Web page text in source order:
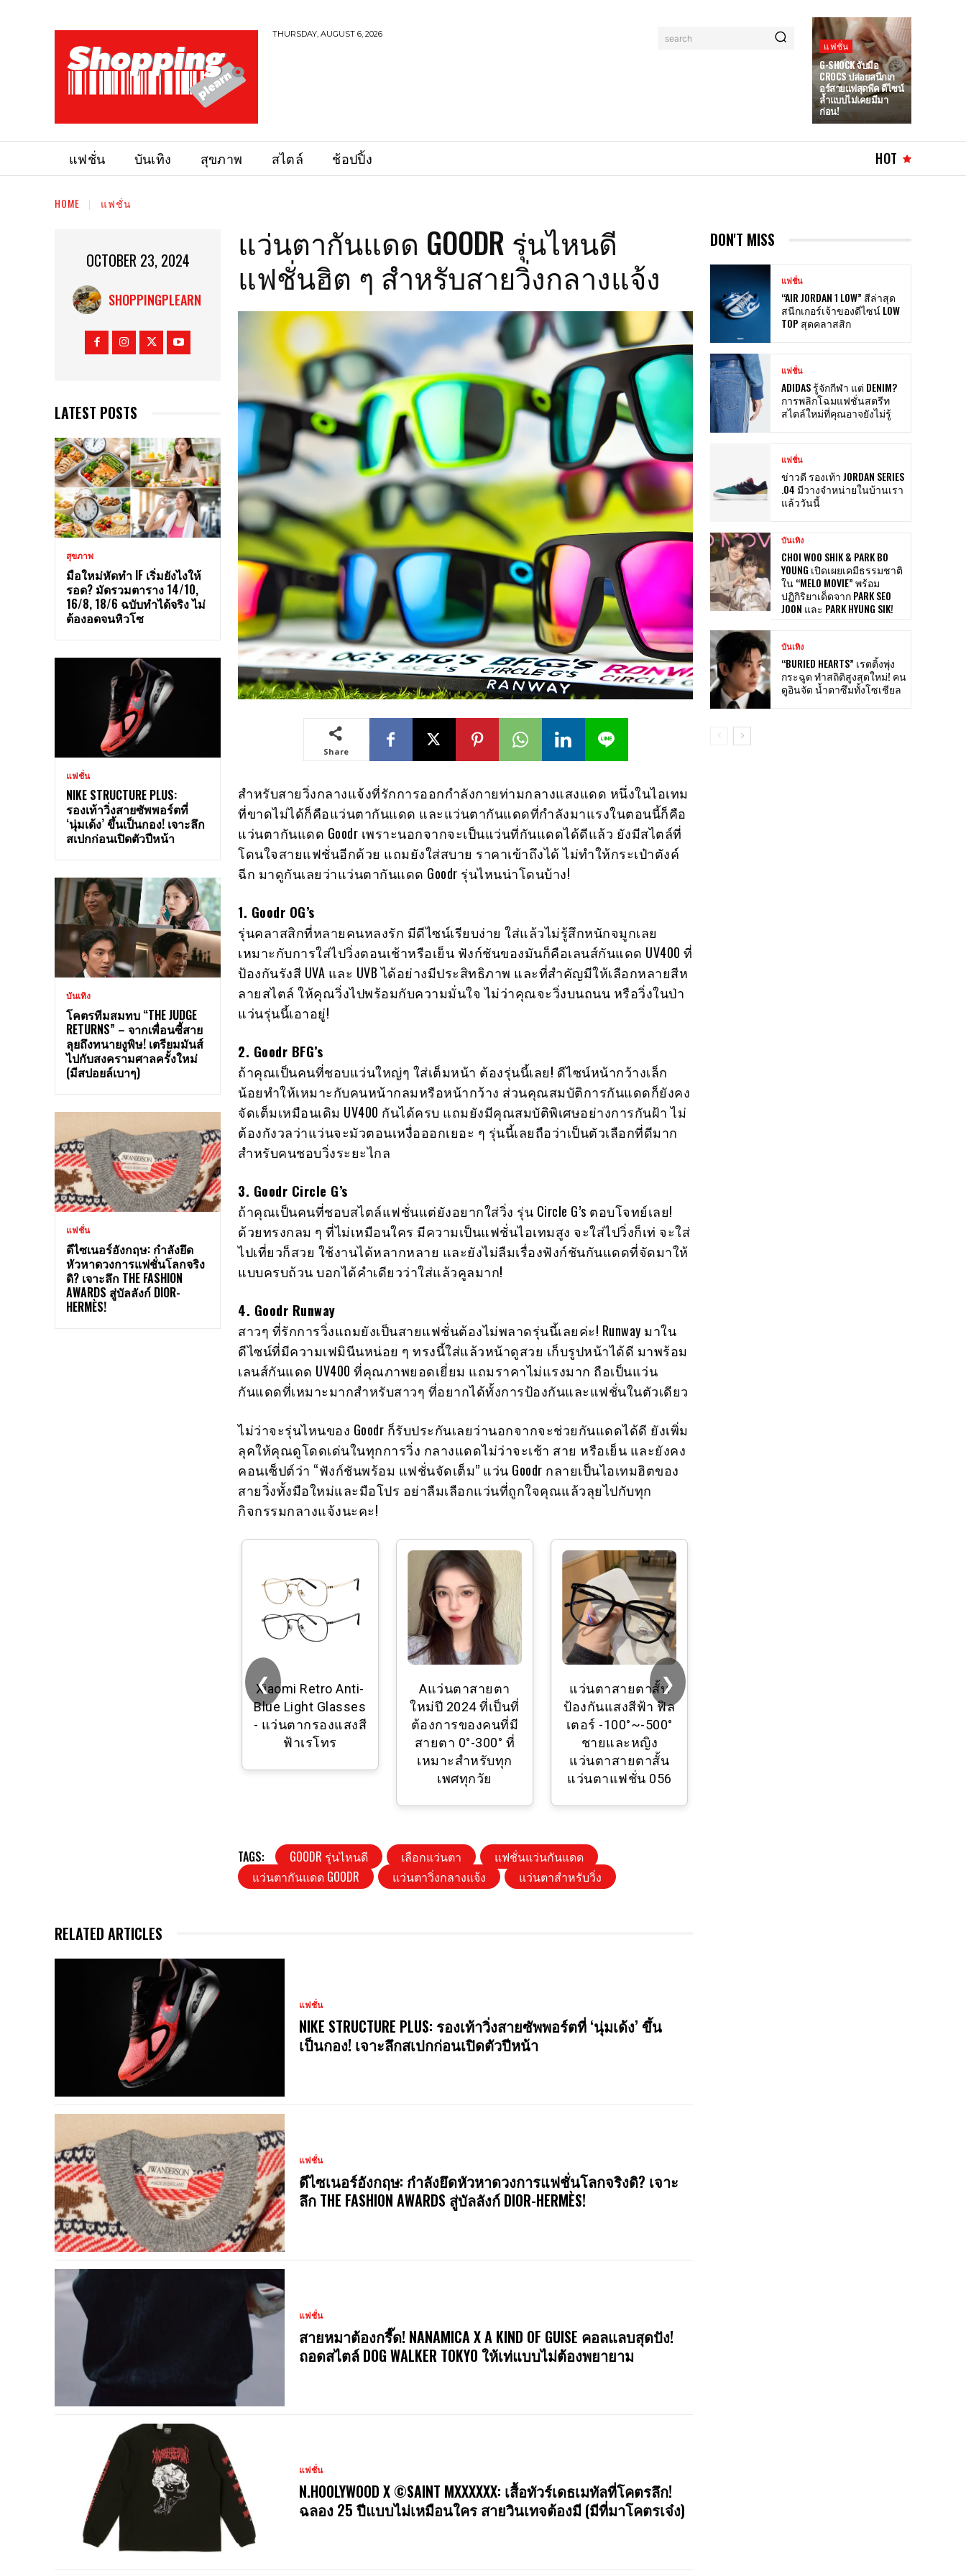
THURSDAY, AUGUST 6, 2026 search
แฟชั่น
G-SHOCK จับมือ
CROCS ปล่อยสนีกเก
อร์สายแฟสุดพีค ดีไซน์
ล้ำแบบไม่เคยมีมา
ก่อน!
แฟชั่น บันเทิง สุขภาพ สไตล์ ช้อปปิ้ง HOT
HOME แฟชั่น
OCTOBER 23, 2024
SHOPPINGPLEARN
LATEST POSTS
สุขภาพ
มือใหม่หัดทำ IF เริ่มยังไงให้
รอด? มัดรวมตาราง 14/10,
16/8, 18/6 ฉบับทำได้จริง ไม่
ต้องอดจนหิวโซ
แฟชั่น
NIKE STRUCTURE PLUS:
รองเท้าวิ่งสายซัพพอร์ตที่
‘นุ่มเด้ง’ ขึ้นเป็นกอง! เจาะลึก
สเปกก่อนเปิดตัวปีหน้า
บันเทิง
โคตรทีมสมทบ “THE JUDGE
RETURNS” – จากเพื่อนซี้สาย
ลุยถึงทนายงูพิษ! เตรียมมันส์
ไปกับสงครามศาลครั้งใหม่
(มีสปอยล์เบาๆ)
แฟชั่น
ดีไซเนอร์อังกฤษ: กำลังยึด
หัวหาดวงการแฟชั่นโลกจริง
ดิ? เจาะลึก THE FASHION
AWARDS สู่บัลลังก์ DIOR-
HERMÈS!
แว่นตากันแดด GOODR รุ่นไหนดี
แฟชั่นฮิต ๆ สำหรับสายวิ่งกลางแจ้ง
Share
สำหรับสายวิ่งกลางแจ้งที่รักการออกกำลังกายท่ามกลางแสงแดด หนึ่งในไอเทม
ที่ขาดไม่ได้ก็คือแว่นตากันแดด และแว่นตากันแดดที่กำลังมาแรงในตอนนี้ก็คือ
แว่นตากันแดด Goodr เพราะนอกจากจะเป็นแว่นที่กันแดดได้ดีแล้ว ยังมีสไตล์ที่
โดนใจสายแฟชั่นอีกด้วย แถมยังใส่สบาย ราคาเข้าถึงได้ ไม่ทำให้กระเป๋าตังค์
ฉีก มาดูกันเลยว่าแว่นตากันแดด Goodr รุ่นไหนน่าโดนบ้าง!
1. Goodr OG’s
รุ่นคลาสสิกที่หลายคนหลงรัก มีดีไซน์เรียบง่าย ใส่แล้วไม่รู้สึกหนักจมูกเลย
เหมาะกับการใส่ไปวิ่งตอนเช้าหรือเย็น ฟังก์ชันของมันก็คือเลนส์กันแดด UV400 ที่
ป้องกันรังสี UVA และ UVB ได้อย่างมีประสิทธิภาพ และที่สำคัญมีให้เลือกหลายสีห
ลายสไตล์ ให้คุณวิ่งไปพร้อมกับความมั่นใจ ไม่ว่าคุณจะวิ่งบนถนน หรือวิ่งในป่า
แว่นรุ่นนี้เอาอยู่!
2. Goodr BFG’s
ถ้าคุณเป็นคนที่ชอบแว่นใหญ่ๆ ใส่เต็มหน้า ต้องรุ่นนี้เลย! ดีไซน์หน้ากว้างเล็ก
น้อยทำให้เหมาะกับคนหน้ากลมหรือหน้ากว้าง ส่วนคุณสมบัติการกันแดดก็ยังคง
จัดเต็มเหมือนเดิม UV400 กันได้ครบ แถมยังมีคุณสมบัติพิเศษอย่างการกันฝ้า ไม่
ต้องกังวลว่าแว่นจะมัวตอนเหงื่อออกเยอะ ๆ รุ่นนี้เลยถือว่าเป็นตัวเลือกที่ดีมาก
สำหรับคนชอบวิ่งระยะไกล
3. Goodr Circle G’s
ถ้าคุณเป็นคนที่ชอบสไตล์แฟชั่นแต่ยังอยากใส่วิ่ง รุ่น Circle G’s ตอบโจทย์เลย!
ด้วยทรงกลม ๆ ที่ไม่เหมือนใคร มีความเป็นแฟชั่นไอเทมสูง จะใส่ไปวิ่งก็เท่ จะใส่
ไปเที่ยวก็สวย ใช้งานได้หลากหลาย และยังไม่ลืมเรื่องฟังก์ชันกันแดดที่จัดมาให้
แบบครบถ้วน บอกได้คำเดียวว่าใส่แล้วคูลมาก!
4. Goodr Runway
สาวๆ ที่รักการวิ่งแถมยังเป็นสายแฟชั่นต้องไม่พลาดรุ่นนี้เลยค่ะ! Runway มาใน
ดีไซน์ที่มีความเฟมินีนหน่อย ๆ ทรงนี้ใส่แล้วหน้าดูสวย เก็บรูปหน้าได้ดี มาพร้อม
เลนส์กันแดด UV400 ที่คุณภาพยอดเยี่ยม แถมราคาไม่แรงมาก ถือเป็นแว่น
กันแดดที่เหมาะมากสำหรับสาวๆ ที่อยากได้ทั้งการป้องกันและแฟชั่นในตัวเดียว
ไม่ว่าจะรุ่นไหนของ Goodr ก็รับประกันเลยว่านอกจากจะช่วยกันแดดได้ดี ยังเพิ่ม
ลุคให้คุณดูโดดเด่นในทุกการวิ่ง กลางแดดไม่ว่าจะเช้า สาย หรือเย็น และยังคง
คอนเซ็ปต์ว่า “ฟังก์ชันพร้อม แฟชั่นจัดเต็ม” แว่น Goodr กลายเป็นไอเทมฮิตของ
สายวิ่งทั้งมือใหม่และมือโปร อย่าลืมเลือกแว่นที่ถูกใจคุณแล้วลุยไปกับทุก
กิจกรรมกลางแจ้งนะคะ!
Xiaomi Retro Anti-
Blue Light Glasses
- แว่นตากรองแสงสี
ฟ้าเรโทร
Aแว่นตาสายตา
ใหม่ปี 2024 ที่เป็นที่
ต้องการของคนที่มี
สายตา 0°-300° ที่
เหมาะสำหรับทุก
เพศทุกวัย
แว่นตาสายตาสั้น
ป้องกันแสงสีฟ้า ฟิล
เตอร์ -100°~-500°
ชายและหญิง
แว่นตาสายตาสั้น
แว่นตาแฟชั่น 056
❮ ❯
TAGS: GOODR รุ่นไหนดี เลือกแว่นตา
แฟชั่นแว่นกันแดด
แว่นตากันแดด GOODR
แว่นตาวิ่งกลางแจ้ง แว่นตาสำหรับวิ่ง
RELATED ARTICLES
แฟชั่น
NIKE STRUCTURE PLUS: รองเท้าวิ่งสายซัพพอร์ตที่ ‘นุ่มเด้ง’ ขึ้น
เป็นกอง! เจาะลึกสเปกก่อนเปิดตัวปีหน้า
แฟชั่น
ดีไซเนอร์อังกฤษ: กำลังยึดหัวหาดวงการแฟชั่นโลกจริงดิ? เจาะ
ลึก THE FASHION AWARDS สู่บัลลังก์ DIOR-HERMÈS!
แฟชั่น
สายหมาต้องกรี๊ด! NANAMICA X A KIND OF GUISE คอลแลบสุดปัง!
ถอดสไตล์ DOG WALKER TOKYO ให้เท่แบบไม่ต้องพยายาม
แฟชั่น
N.HOOLYWOOD X ©SAINT MXXXXXX: เสื้อทัวร์เดธเมทัลที่โคตรลึก!
ฉลอง 25 ปีแบบไม่เหมือนใคร สายวินเทจต้องมี (มีที่มาโคตรเจ๋ง)
DON'T MISS
แฟชั่น
“AIR JORDAN 1 LOW” สีล่าสุด
สนีกเกอร์เจ้าของดีไซน์ LOW
TOP สุดคลาสสิก
แฟชั่น
ADIDAS รู้จักกีฬา แต่ DENIM?
การพลิกโฉมแฟชั่นสตรีท
สไตล์ใหม่ที่คุณอาจยังไม่รู้
แฟชั่น
ข่าวดี รองเท้า JORDAN SERIES
.04 มีวางจำหน่ายในบ้านเรา
แล้ววันนี้
บันเทิง
CHOI WOO SHIK & PARK BO
YOUNG เปิดเผยเคมีธรรมชาติ
ใน “MELO MOVIE” พร้อม
ปฏิกิริยาเด็ดจาก PARK SEO
JOON และ PARK HYUNG SIK!
บันเทิง
“BURIED HEARTS” เรตติ้งพุ่ง
กระฉูด ทำสถิติสูงสุดใหม่! คน
ดูอินจัด น้ำตาซึมทั้งโซเชียล